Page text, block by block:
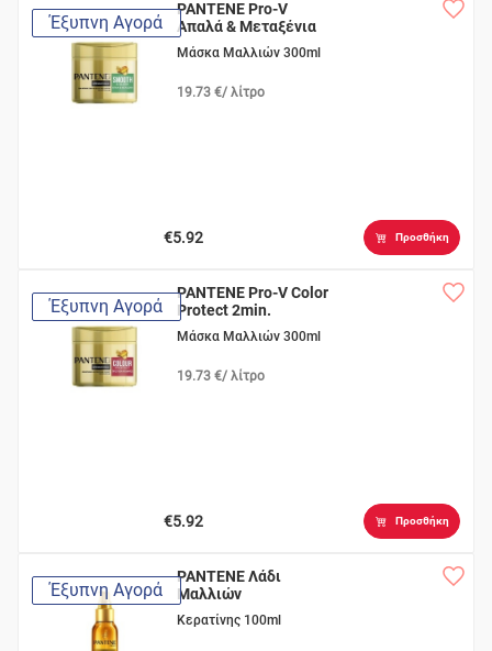
Έξυπνη Αγορά
PANTENE Pro-V
Απαλά & Μεταξένια
2min
Μάσκα Μαλλιών 300ml
19.73 €/ λίτρο
€5.92 Προσθήκη
Έξυπνη Αγορά
PANTENE Pro-V Color
Protect 2min.
Μάσκα Μαλλιών 300ml
19.73 €/ λίτρο
€5.92 Προσθήκη
Έξυπνη Αγορά
PANTENE Λάδι
Μαλλιών
Κερατίνης 100ml